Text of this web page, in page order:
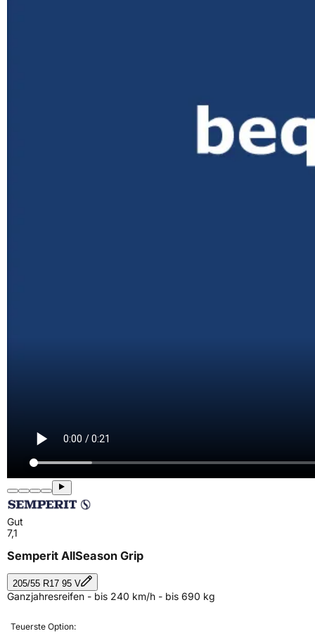
Gut
7,1
Semperit AllSeason Grip
205/55 R17 95 V
Ganzjahresreifen - bis 240 km/h - bis 690 kg
Teuerste Option: